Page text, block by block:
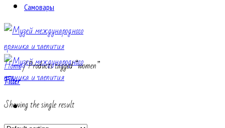
Самовары
Home/Products tagged “women”
Filter
Showing the single result